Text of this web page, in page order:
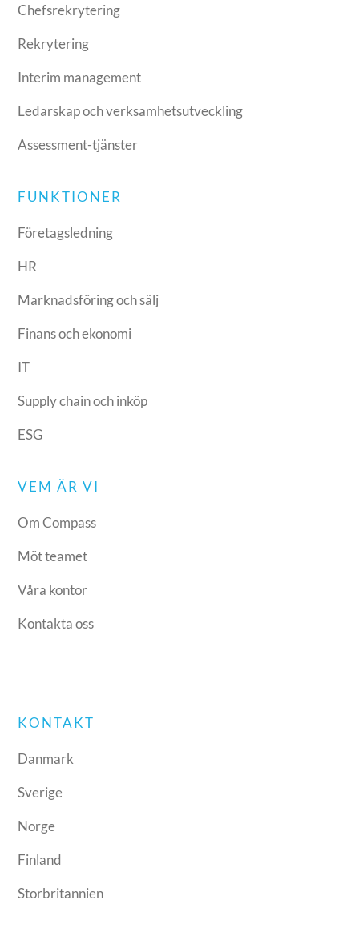
Chefsrekrytering
Rekrytering
Interim management
Ledarskap och verksamhetsutveckling
Assessment-tjänster
FUNKTIONER
Företagsledning
HR
Marknadsföring och sälj
Finans och ekonomi
IT
Supply chain och inköp
ESG
VEM ÄR VI
Om Compass
Möt teamet
Våra kontor
Kontakta oss
KONTAKT
Danmark
Sverige
Norge
Finland
Storbritannien